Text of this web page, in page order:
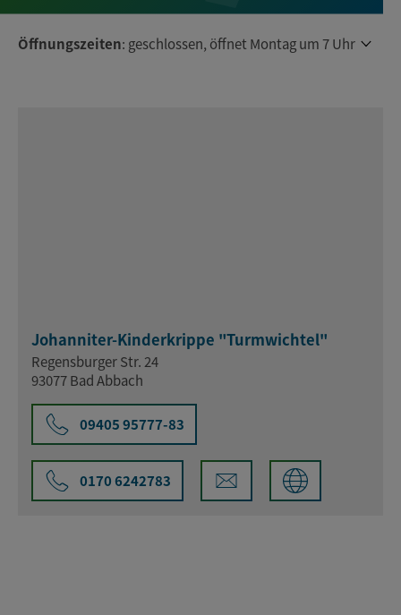
Öffnungszeiten: geschlossen, öffnet Montag um 7 Uhr
Johanniter-Kinderkrippe "Turmwichtel"
Regensburger Str. 24
93077 Bad Abbach
09405 95777-83
0170 6242783